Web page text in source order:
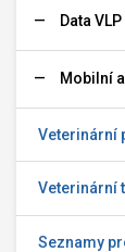
Data
Mobilní
Veterinární
Veterinární
Seznamy